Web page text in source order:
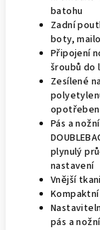
batohu
Zadní
boty,
Připojení
šroubů do
Zesílené
Pás a
plynulý
nastavení
Vnější
pás a